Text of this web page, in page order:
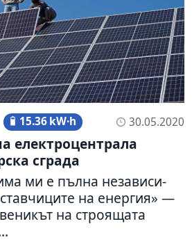
30.05.2020
15.36 kW·h
елект­ро­цен­трала
сграда
ми е пълна неза­ви­си­
на енер­гия» —
на стро­я­щата